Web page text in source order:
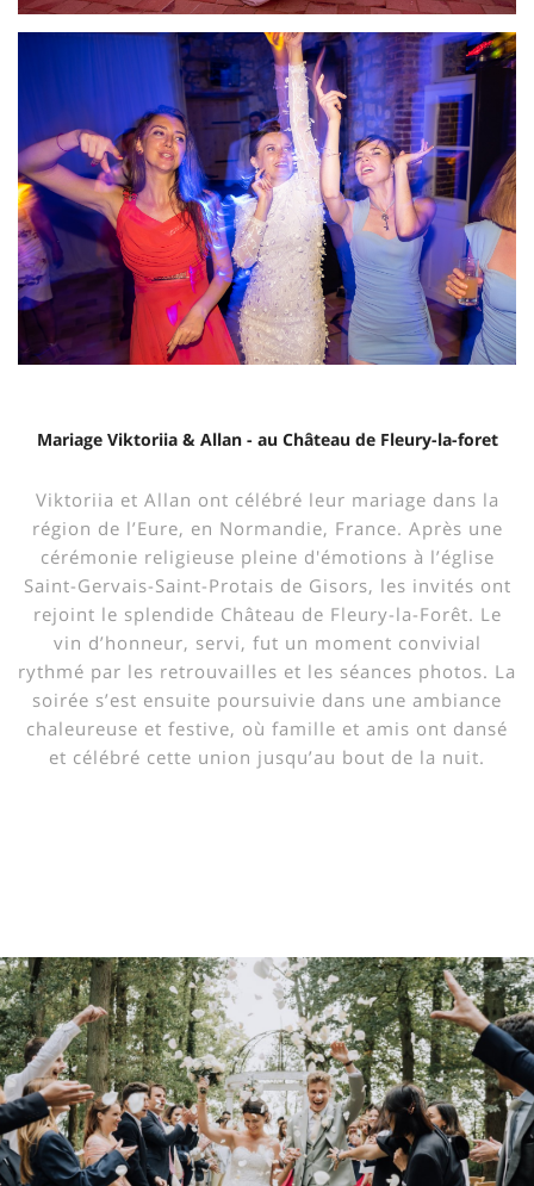
Mariage Viktoriia & Allan - au Château de Fleury-la-foret
Viktoriia et Allan ont célébré leur mariage dans la
région de l’Eure, en Normandie, France. Après une
cérémonie religieuse pleine d'émotions à l’église
Saint-Gervais-Saint-Protais de Gisors, les invités ont
rejoint le splendide Château de Fleury-la-Forêt. Le
vin d’honneur, servi, fut un moment convivial
rythmé par les retrouvailles et les séances photos. La
soirée s’est ensuite poursuivie dans une ambiance
chaleureuse et festive, où famille et amis ont dansé
et célébré cette union jusqu’au bout de la nuit.